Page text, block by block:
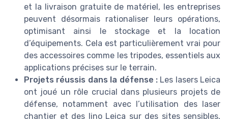
et la livraison gratuite de matériel, les entreprises
peuvent désormais rationaliser leurs opérations,
optimisant ainsi le stockage et la location
d’équipements. Cela est particulièrement vrai pour
des accessoires comme les tripodes, essentiels aux
applications précises sur le terrain.
Projets réussis dans la défense :Les lasers Leica
ont joué un rôle crucial dans plusieurs projets de
défense, notamment avec l’utilisation des laser
chantier et des lino Leica sur des sites sensibles,